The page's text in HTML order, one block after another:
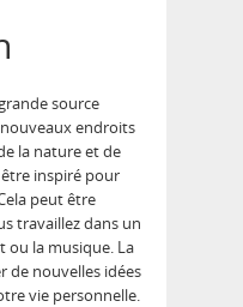
source
endroits
la nature et de
inspiré pour
peut être
travaillez dans un
ou la musique. La
de nouvelles idées
vie personnelle.